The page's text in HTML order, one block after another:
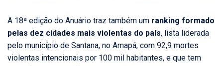
A 18ª edição do Anuário traz também um ranking formado
pelas dez cidades mais violentas do país, lista liderada
pelo município de Santana, no Amapá, com 92,9 mortes
violentas intencionais por 100 mil habitantes, e que tem